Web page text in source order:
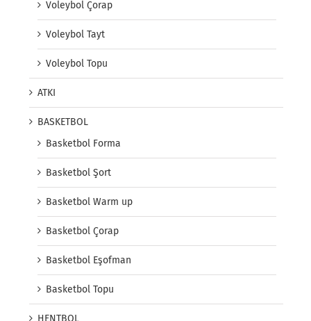
Voleybol Çorap
Voleybol Tayt
Voleybol Topu
ATKI
BASKETBOL
Basketbol Forma
Basketbol Şort
Basketbol Warm up
Basketbol Çorap
Basketbol Eşofman
Basketbol Topu